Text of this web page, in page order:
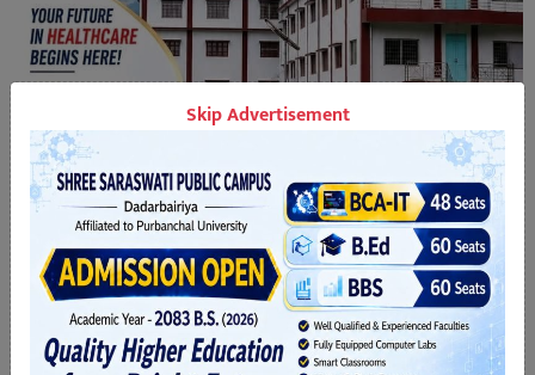
Skip Advertisement